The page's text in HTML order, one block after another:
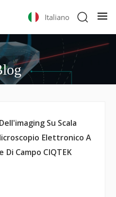
Italiano
Su Scala
Elettronico A
Di Campo CIQTEK